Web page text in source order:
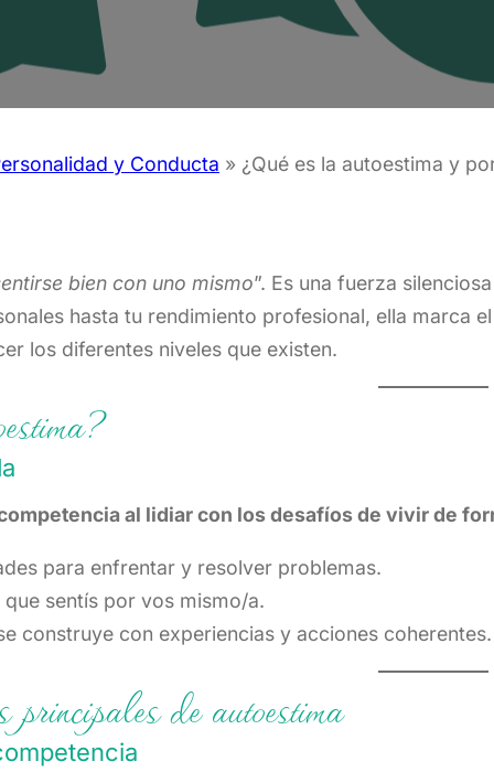
y Conducta » ¿Qué es la autoestima y
bien con uno mismo”. Es una fuerza
hasta tu rendimiento profesional, ella marca
los diferentes niveles que existen.
al lidiar con los desafíos de vivir de
para enfrentar y resolver problemas.
que sentís por vos mismo/a.
construye con experiencias y acciones coherentes.
de autoestima